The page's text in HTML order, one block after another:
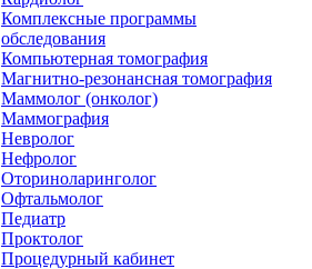
Комплексные программы
обследования
Компьютерная томография
Магнитно-резонансная томография
Маммолог (онколог)
Маммография
Невролог
Нефролог
Оториноларинголог
Офтальмолог
Педиатр
Проктолог
Процедурный кабинет